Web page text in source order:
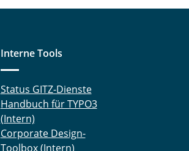
Interne Tools
Status GITZ-Dienste
Handbuch für TYPO3
(Intern)
Corporate Design-
Toolbox (Intern)